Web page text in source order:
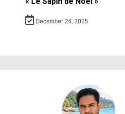
December 24, 2025